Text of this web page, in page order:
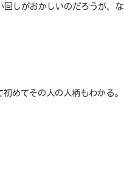
しがおかしいのだろうが、な
めてその人の人柄もわかる。